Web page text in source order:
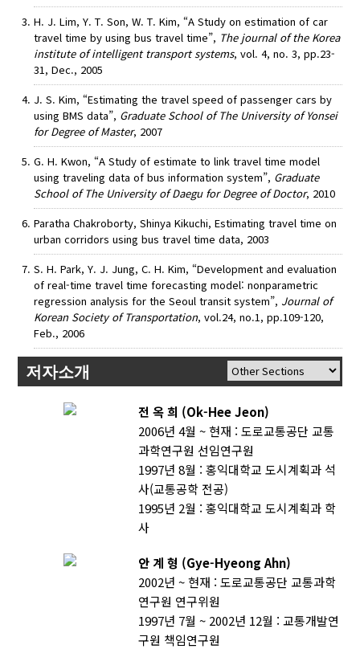
H. J. Lim, Y. T. Son, W. T. Kim, “A Study on estimation of car
travel time by using bus travel time”, The journal of the Korea
institute of intelligent transport systems, vol. 4, no. 3, pp.23-
31, Dec., 2005
J. S. Kim, “Estimating the travel speed of passenger cars by
using BMS data”, Graduate School of The University of Yonsei
for Degree of Master, 2007
G. H. Kwon, “A Study of estimate to link travel time model
using traveling data of bus information system”, Graduate
School of The University of Daegu for Degree of Doctor, 2010
Paratha Chakroborty, Shinya Kikuchi, Estimating travel time on
urban corridors using bus travel time data, 2003
S. H. Park, Y. J. Jung, C. H. Kim, “Development and evaluation
of real-time travel time forecasting model: nonparametric
regression analysis for the Seoul transit system”, Journal of
Korean Society of Transportation, vol.24, no.1, pp.109-120,
Feb., 2006
저자소개
전 옥 희 (Ok-Hee Jeon)
2006년 4월 ~ 현재 : 도로교통공단 교통
과학연구원 선임연구원
1997년 8월 : 홍익대학교 도시계획과 석
사(교통공학 전공)
1995년 2월 : 홍익대학교 도시계획과 학
사
안 계 형 (Gye-Hyeong Ahn)
2002년 ~ 현재 : 도로교통공단 교통과학
연구원 연구위원
1997년 7월 ~ 2002년 12월 : 교통개발연
구원 책임연구원